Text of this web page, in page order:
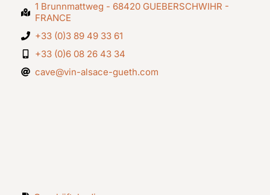
1 Brunnmattweg - 68420 GUEBERSCHWIHR -
FRANCE
+33 (0)3 89 49 33 61
+33 (0)6 08 26 43 34
cave@vin-alsace-gueth.com